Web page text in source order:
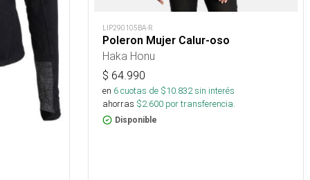
LIP290105BA-R
Poleron Mujer Calur-oso
Haka Honu
$ 64.990
en 6cuotas de $10.832sin interés
ahorras $2.600 por transferencia.
Disponible